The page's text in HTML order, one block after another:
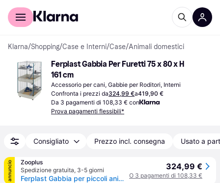
Per il tuo shopping
Klarna/Shopping/Case e Interni/Case/Animali domestici
Ferplast Gabbia Per Furetti 75 x 80 x H
161 cm
Accessorio per cani, Gabbie per Roditori, Interni
Confronta i prezzi da324,99 €a419,90 €
Da 3 pagamenti di 108,33 € con
Prova pagamenti flessibili*
Consigliato Prezzo incl. consegna Usato a
annuncio
Zooplus
Spedizione gratuita, 3-5 giorni
Ferplast Gabbia per piccoli animali Furet Tower - grigio: L 80 x P 75 x H 161 cm
324,99 €
O 3 pagamenti di 108,33 €